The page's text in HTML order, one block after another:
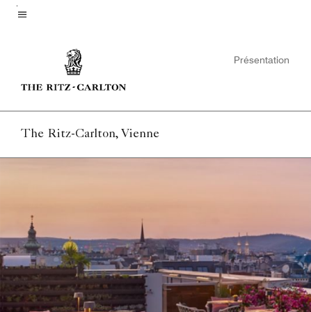
Skip
Présentation
The Ritz-Carlton, Vienne